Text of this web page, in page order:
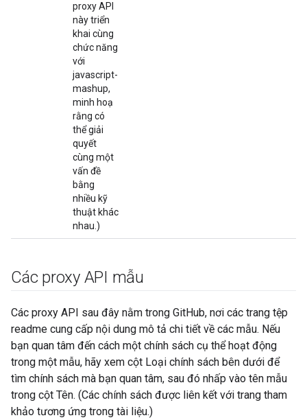
proxy API
này triển
khai cùng
chức năng
với
javascript-
mashup,
minh hoạ
rằng có
thể giải
quyết
cùng một
vấn đề
bằng
nhiều kỹ
thuật khác
nhau.)
Các proxy API mẫu
Các proxy API sau đây nằm trong GitHub, nơi các trang tệp
readme cung cấp nội dung mô tả chi tiết về các mẫu. Nếu
bạn quan tâm đến cách một chính sách cụ thể hoạt động
trong một mẫu, hãy xem cột Loại chính sách bên dưới để
tìm chính sách mà bạn quan tâm, sau đó nhấp vào tên mẫu
trong cột Tên. (Các chính sách được liên kết với trang tham
khảo tương ứng trong tài liệu.)